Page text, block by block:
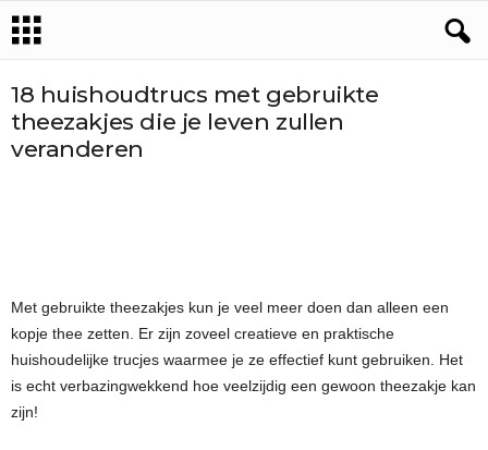
18 huishoudtrucs met gebruikte
theezakjes die je leven zullen
veranderen
Met gebruikte theezakjes kun je veel meer doen dan alleen een
kopje thee zetten. Er zijn zoveel creatieve en praktische
huishoudelijke trucjes waarmee je ze effectief kunt gebruiken. Het
is echt verbazingwekkend hoe veelzijdig een gewoon theezakje kan
zijn!